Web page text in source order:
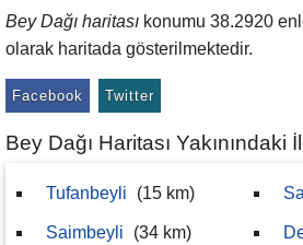
Bey Dağı haritası konumu 38.2920
olarak haritada gösterilmektedir.
Facebook Twitter
Bey Dağı Haritası Yakınındaki
Tufanbeyli (15 km)
Saimbeyli (34 km)